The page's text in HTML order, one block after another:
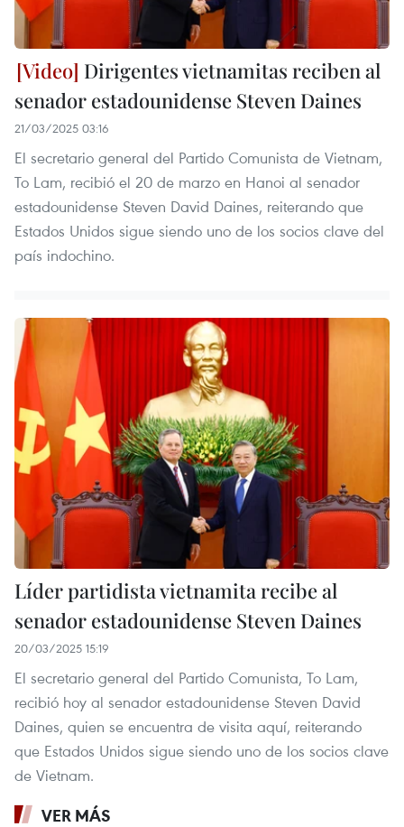
Dirigentes vietnamitas reciben al
senador estadounidense Steven Daines
21/03/2025 03:16
El secretario general del Partido Comunista de Vietnam,
To Lam, recibió el 20 de marzo en Hanoi al senador
estadounidense Steven David Daines, reiterando que
Estados Unidos sigue siendo uno de los socios clave del
país indochino.
Líder partidista vietnamita recibe al
senador estadounidense Steven Daines
20/03/2025 15:19
El secretario general del Partido Comunista, To Lam,
recibió hoy al senador estadounidense Steven David
Daines, quien se encuentra de visita aquí, reiterando
que Estados Unidos sigue siendo uno de los socios clave
de Vietnam.
VER MÁS